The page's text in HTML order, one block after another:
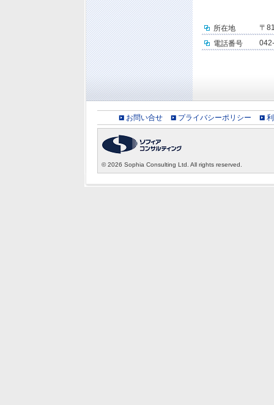
所在地
〒
電話番号
お問い合せ プライバシーポリシー
©2026 Sophia Consulting Ltd. All rights reserved.